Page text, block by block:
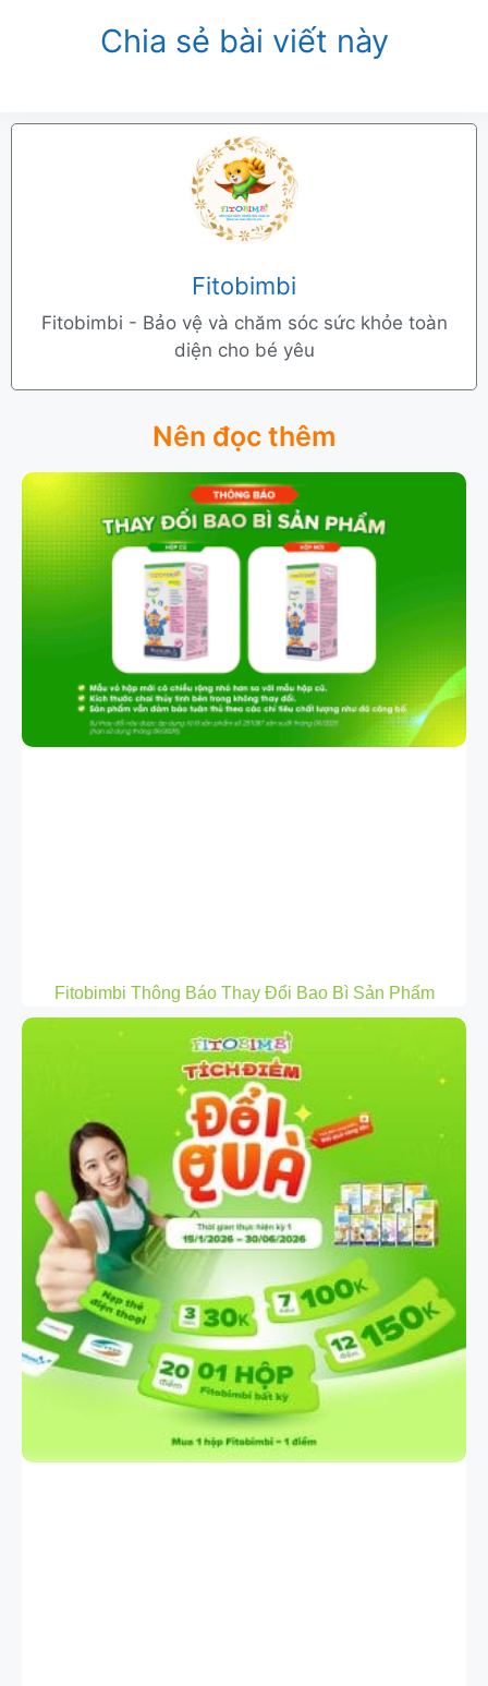
Chia sẻ bài viết này
Fitobimbi
Fitobimbi - Bảo vệ và chăm sóc sức khỏe toàn
diện cho bé yêu
Nên đọc thêm
Fitobimbi Thông Báo Thay Đổi Bao Bì Sản Phẩm